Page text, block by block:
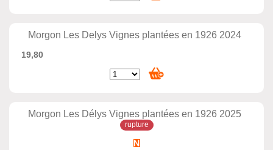
Morgon Les Delys Vignes plantées en 1926 2024
19,80
Morgon Les Délys Vignes plantées en 1926 2025